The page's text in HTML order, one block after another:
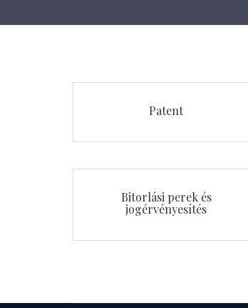
Patent
Bitorlási perek és
jogérvényesítés